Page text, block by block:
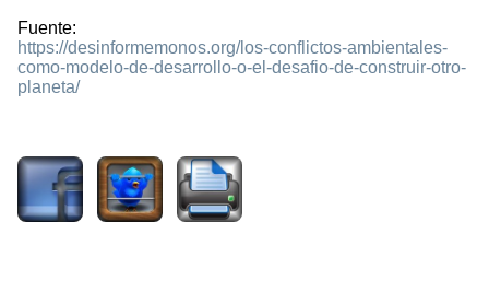
Fuente:
https://desinformemonos.org/los-conflictos-ambientales-
como-modelo-de-desarrollo-o-el-desafio-de-construir-otro-
planeta/